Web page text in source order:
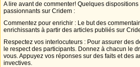
A lire avant de commenter! Quelques
passionnants sur Cridem :
Commentez pour enrichir : Le but des
enrichissants à partir des articles publiés sur
Respectez vos interlocuteurs : Pour assurer des
le respect des participants. Donnez à chacun le
vous. Appuyez vos réponses sur des faits et des
invectives.